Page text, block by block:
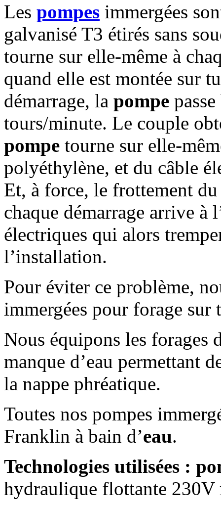
Les pompes immergées
galvanisé T3 étirés sans
tourne sur elle-même à
quand elle est montée sur
démarrage, la pompe
tours/minute. Le couple
pompe tourne sur elle-
polyéthylène, et du câble
Et, à force, le frottement
chaque démarrage arrive à
électriques qui alors
l’installation.
Pour éviter ce problème,
immergées pour forage sur
Nous équipons les forages
manque d’eau permettant
la nappe phréatique.
Toutes nos pompes
Franklin à bain d’eau.
Technologies utilisées :
hydraulique flottante 230V